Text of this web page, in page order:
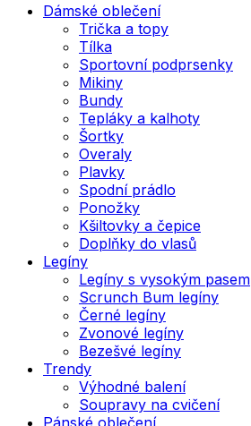
Dámské oblečení
Trička a topy
Tílka
Sportovní podprsenky
Mikiny
Bundy
Tepláky a kalhoty
Šortky
Overaly
Plavky
Spodní prádlo
Ponožky
Kšiltovky a čepice
Doplňky do vlasů
Legíny
Legíny s vysokým pasem
Scrunch Bum legíny
Černé legíny
Zvonové legíny
Bezešvé legíny
Trendy
Výhodné balení
Soupravy na cvičení
Pánské oblečení